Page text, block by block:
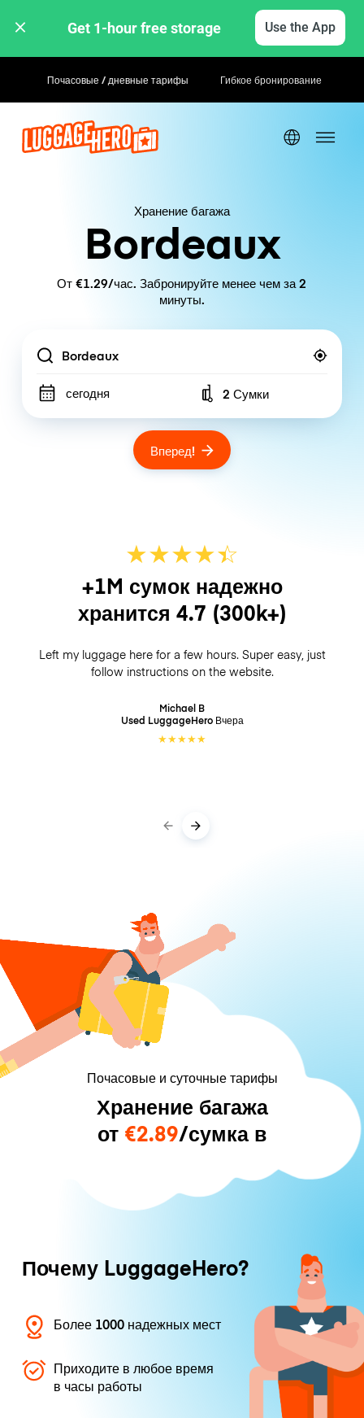
Get 1-hour free storage Use the App
Почасовые / дневные тарифы Гибкое бронирование
Хранение багажа
Bordeaux
От €1.29/час. Забронируйте менее чем за 2
минуты.
Location
сегодня Number of bags
2 Сумки
Вперед!
★★★★☆
★
+1M сумок надежно
хранится 4.7 (300k+)
Left my luggage here for a few hours. Super easy, just
follow instructions on the website.
Michael B
Used LuggageHero Вчера
★★★★★
Почасовые и суточные тарифы
Хранение багажа
от €2.89/сумка в
Почему LuggageHero?
Более 1000 надежных мест
Приходите в любое время
в часы работы